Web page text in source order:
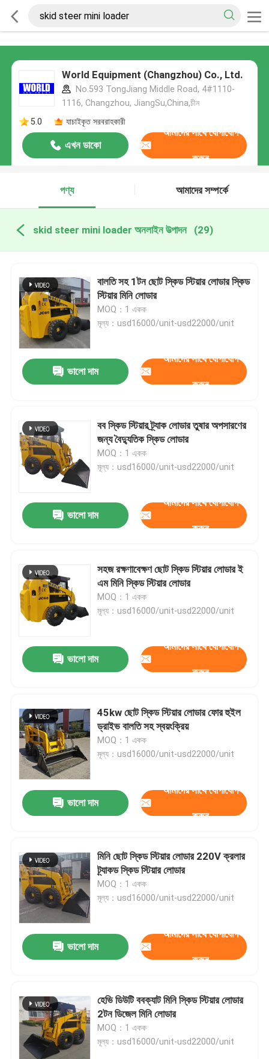
World Equipment (Changzhou) Co., Ltd.
No.593 TongJiang Middle Road, 4#1110-
1116, Changzhou, JiangSu,China,চীন
5.0
যাচাইকৃত সরবরাহকারী
এখন ডাকো
আমাদের সাথে যোগাযোগ
করুন
পণ্য আমাদের সম্পর্কে
skid steer mini loader অনলাইন উত্পাদন (29)
বালতি সহ 1টন ছোট স্কিড স্টিয়ার লোডার স্কিড
স্টিয়ার মিনি লোডার
MOQ：1 একক
মূল্য：usd16000/unit-usd22000/unit
ভালো দাম
আমাদের সাথে যোগাযোগ
করুন
বব স্কিড স্টিয়ার ট্র্যাক লোডার তুষার অপসারণের
জন্য বৈদ্যুতিক স্কিড লোডার
MOQ：1 একক
মূল্য：usd16000/unit-usd22000/unit
ভালো দাম
আমাদের সাথে যোগাযোগ
করুন
সহজ রক্ষণাবেক্ষণ ছোট স্কিড স্টিয়ার লোডার ই
এম মিনি স্কিড স্টিয়ার লোডার
MOQ：1 একক
মূল্য：usd16000/unit-usd22000/unit
ভালো দাম
আমাদের সাথে যোগাযোগ
করুন
45kw ছোট স্কিড স্টিয়ার লোডার ফোর হুইল
ড্রাইভ বালতি সহ স্বয়ংক্রিয়
MOQ：1 একক
মূল্য：usd16000/unit-usd22000/unit
ভালো দাম
আমাদের সাথে যোগাযোগ
করুন
মিনি ছোট স্কিড স্টিয়ার লোডার 220V ক্রলার
ট্র্যাকড স্কিড স্টিয়ার লোডার
MOQ：1 একক
মূল্য：usd16000/unit-usd22000/unit
ভালো দাম
আমাদের সাথে যোগাযোগ
করুন
হেভি ডিউটি ​​ববক্যাট মিনি স্কিড স্টিয়ার লোডার
2টন ডিজেল মিনি লোডার
MOQ：1 একক
মূল্য：usd16000/unit-usd22000/unit